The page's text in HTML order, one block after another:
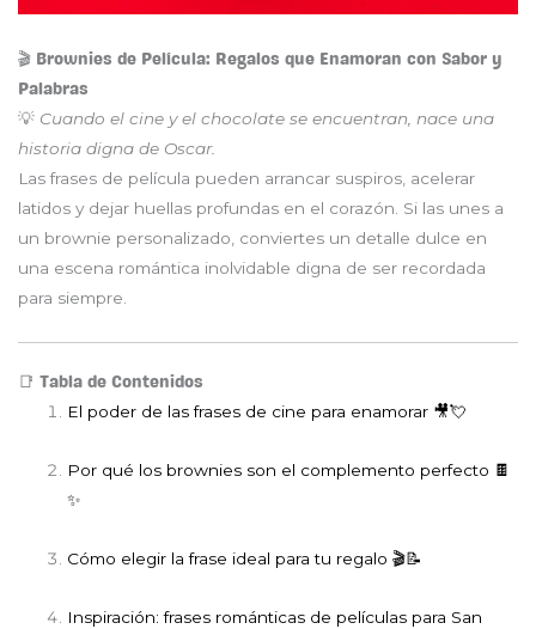
🎬 Brownies de Película: Regalos que Enamoran con Sabor y
Palabras
💡 Cuando el cine y el chocolate se encuentran, nace una
historia digna de Oscar.
Las frases de película pueden arrancar suspiros, acelerar
latidos y dejar huellas profundas en el corazón. Si las unes a
un brownie personalizado, conviertes un detalle dulce en
una escena romántica inolvidable digna de ser recordada
para siempre.
📑 Tabla de Contenidos
El poder de las frases de cine para enamorar 🎥💘
Por qué los brownies son el complemento perfecto 🍫
✨
Cómo elegir la frase ideal para tu regalo 🎬📝
Inspiración: frases románticas de películas para San